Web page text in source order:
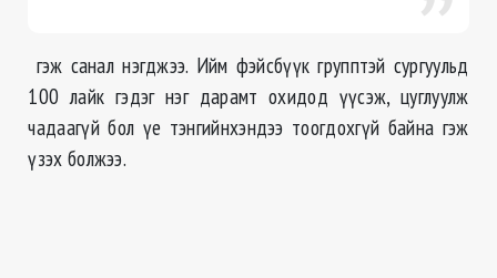
гэж санал нэгджээ. Ийм фэйсбүүк групптэй сургуульд
100 лайк гэдэг нэг дарамт охидод үүсэж, цуглуулж
чадаагүй бол үе тэнгийнхэндээ тоогдохгүй байна гэж
үзэх болжээ.